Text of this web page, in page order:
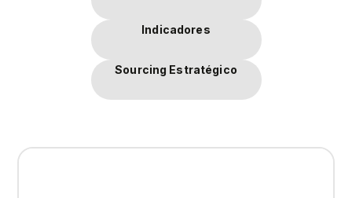
Indicadores
Sourcing Estratégico